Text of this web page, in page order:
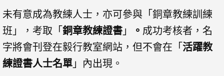
未有意成為教練人士，亦可參與「銅章教練訓練
班」，考取「銅章教練證書 」 。 成功考核者，名
字將會刊登在毅行教室網站，但不會在「活躍教
練證書人士名單 」內出現。